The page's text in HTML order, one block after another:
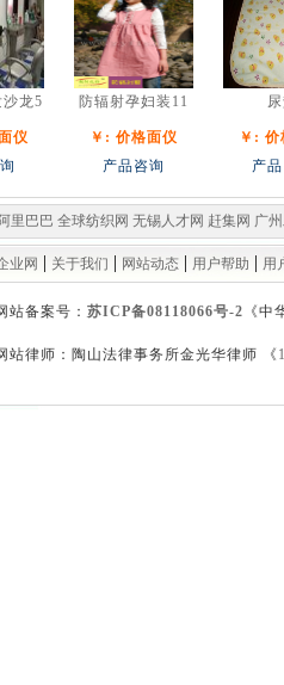
龙5
仪
防辐射孕妇装11
￥: 价格面仪
产品咨询
￥:
产
阿里巴巴 全球纺织网 无锡人才网 赶集网 广
业网 | 关于我们 | 网站动态 | 用户帮助 | 用
站备案号： 苏ICP备08118066号-2 《
站律师：陶山法律事务所金光华律师 《